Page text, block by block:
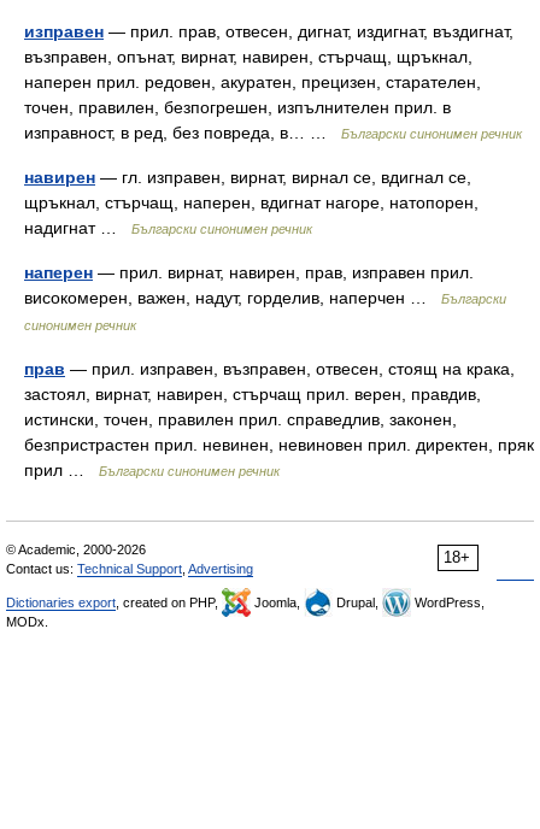
изправен — прил. прав, отвесен, дигнат, издигнат, въздигнат,
възправен, опънат, вирнат, навирен, стърчащ, щръкнал,
наперен прил. редовен, акуратен, прецизен, старателен,
точен, правилен, безпогрешен, изпълнителен прил. в
изправност, в ред, без повреда, в… …
Български синонимен речник
навирен — гл. изправен, вирнат, вирнал се, вдигнал се,
щръкнал, стърчащ, наперен, вдигнат нагоре, натопорен,
надигнат …
Български синонимен речник
наперен — прил. вирнат, навирен, прав, изправен прил.
високомерен, важен, надут, горделив, наперчен …
Български
синонимен речник
прав — прил. изправен, възправен, отвесен, стоящ на крака,
застоял, вирнат, навирен, стърчащ прил. верен, правдив,
истински, точен, правилен прил. справедлив, законен,
безпристрастен прил. невинен, невиновен прил. директен, пряк
прил …
Български синонимен речник
18+
© Academic, 2000-2026
Contact us: Technical Support Advertising
Dictionaries export , created on PHP, Joomla, Drupal,
WordPress,
MODx.